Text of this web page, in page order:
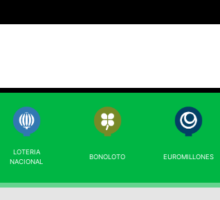
LOTERIA
NACIONAL
BONOLOTO EUROMILLONES